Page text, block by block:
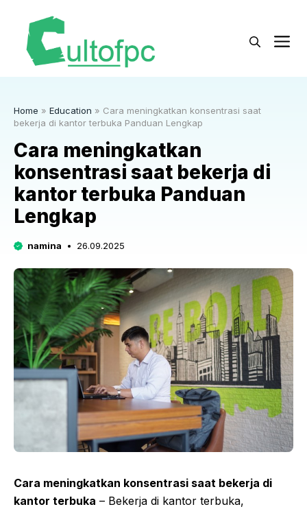
Home » Education » Cara meningkatkan konsentrasi saat
bekerja di kantor terbuka Panduan Lengkap
Cara meningkatkan
konsentrasi saat bekerja di
kantor terbuka Panduan
Lengkap
namina 26.09.2025
Cara meningkatkan konsentrasi saat bekerja di
kantor terbuka – Bekerja di kantor terbuka,